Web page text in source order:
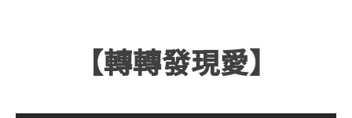
【轉轉發現愛】